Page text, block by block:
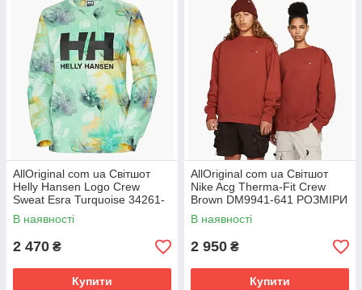
AllOriginal com ua Світшот
Helly Hansen Logo Crew
Sweat Esra Turquoise 34261-
406 РОЗМІРИ ЗАПИТУЙТЕ
В наявності
2 470 ₴
Купити
AllOriginal com ua Світшот
Nike Acg Therma-Fit Crew
Brown DM9941-641 РОЗМІРИ
ЗАПИТУЙТЕ
В наявності
2 950 ₴
Купити